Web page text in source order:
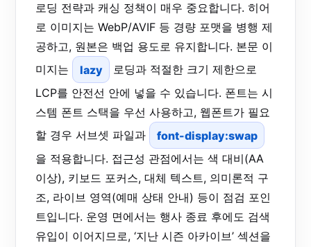
로딩 전략과 캐싱 정책이 매우 중요합니다. 히어
로 이미지는 WebP/AVIF 등 경량 포맷을 병행 제
공하고, 원본은 백업 용도로 유지합니다. 본문 이
미지는
lazy
로딩과 적절한 크기 제한으로
LCP를 안전선 안에 넣을 수 있습니다. 폰트는 시
스템 폰트 스택을 우선 사용하고, 웹폰트가 필요
할 경우 서브셋 파일과
font-display:swap
을 적용합니다. 접근성 관점에서는 색 대비(AA
이상), 키보드 포커스, 대체 텍스트, 의미론적 구
조, 라이브 영역(예매 상태 안내) 등이 점검 포인
트입니다. 운영 면에서는 행사 종료 후에도 검색
유입이 이어지므로, ‘지난 시즌 아카이브’ 섹션을